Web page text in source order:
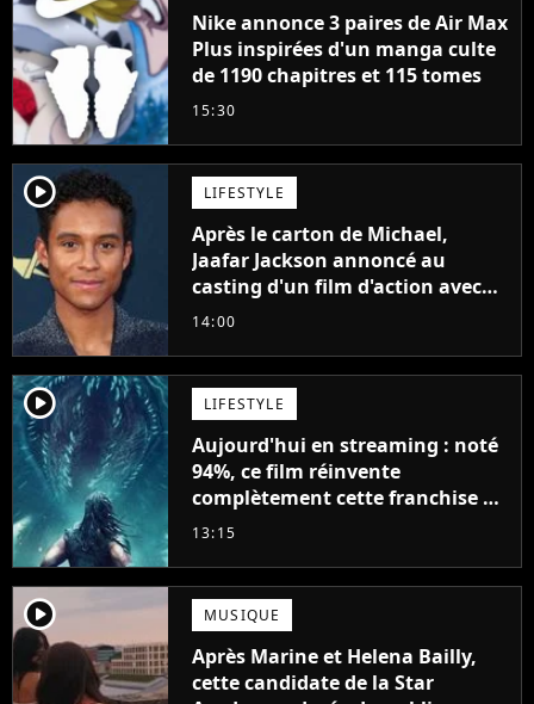
Nike annonce 3 paires de Air Max
Plus inspirées d'un manga culte
de 1190 chapitres et 115 tomes
15:30
player2 LIFESTYLE
Après le carton de Michael,
Jaafar Jackson annoncé au
casting d'un film d'action avec
Will Smith
14:00
player2 LIFESTYLE
Aujourd'hui en streaming : noté
94%, ce film réinvente
complètement cette franchise de
science-fiction vieille de 40 ans
13:15
player2 MUSIQUE
Après Marine et Helena Bailly,
cette candidate de la Star